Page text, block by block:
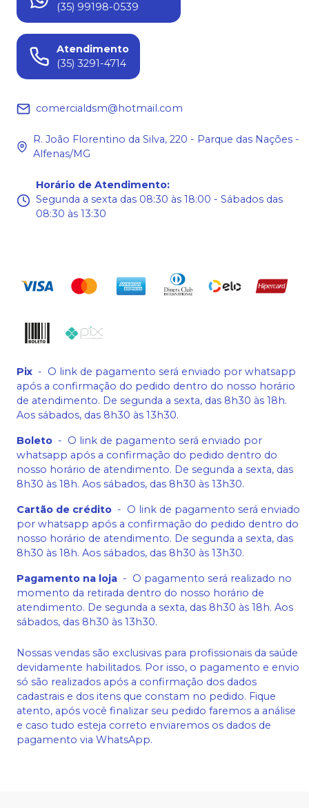
(35) 99198-0539
Atendimento
(35) 3291-4714
comercialdsm@hotmail.com
R. João Florentino da Silva, 220 - Parque das Nações -
Alfenas/MG
Horário de Atendimento:
Segunda a sexta das 08:30 às 18:00 - Sábados das
08:30 às 13:30
Pix - O link de pagamento será enviado por whatsapp
após a confirmação do pedido dentro do nosso horário
de atendimento. De segunda a sexta, das 8h30 às 18h.
Aos sábados, das 8h30 às 13h30.
Boleto - O link de pagamento será enviado por
whatsapp após a confirmação do pedido dentro do
nosso horário de atendimento. De segunda a sexta, das
8h30 às 18h. Aos sábados, das 8h30 às 13h30.
Cartão de crédito - O link de pagamento será enviado
por whatsapp após a confirmação do pedido dentro do
nosso horário de atendimento. De segunda a sexta, das
8h30 às 18h. Aos sábados, das 8h30 às 13h30.
Pagamento na loja - O pagamento será realizado no
momento da retirada dentro do nosso horário de
atendimento. De segunda a sexta, das 8h30 às 18h. Aos
sábados, das 8h30 às 13h30.
Nossas vendas são exclusivas para profissionais da saúde
devidamente habilitados. Por isso, o pagamento e envio
só são realizados após a confirmação dos dados
cadastrais e dos itens que constam no pedido. Fique
atento, após você finalizar seu pedido faremos a análise
e caso tudo esteja correto enviaremos os dados de
pagamento via WhatsApp.